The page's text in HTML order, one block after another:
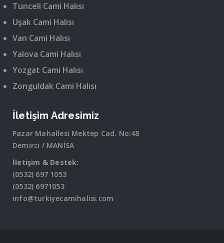
Tunceli Cami Halısı
Uşak Cami Halısı
Van Cami Halısı
Yalova Cami Halısı
Yozgat Cami Halısı
Zonguldak Cami Halısı
İletişim Adresimiz
Pazar Mahallesi Mektep Cad. No:48
Demirci / MANİSA
İletişim & Destek:
(0532) 697 1053
(0532) 6971053
info@turkiyecamihalisi.com